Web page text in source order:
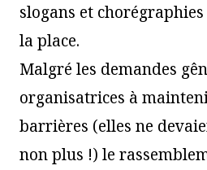
slogans et
la place.
Malgré les demandes
organisatrices à
barrières (elles ne
non plus !) le